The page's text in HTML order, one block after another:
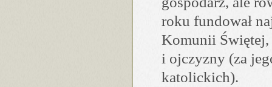
roku fundował
Komunii Świętej,
i ojczyzny (za
katolickich).